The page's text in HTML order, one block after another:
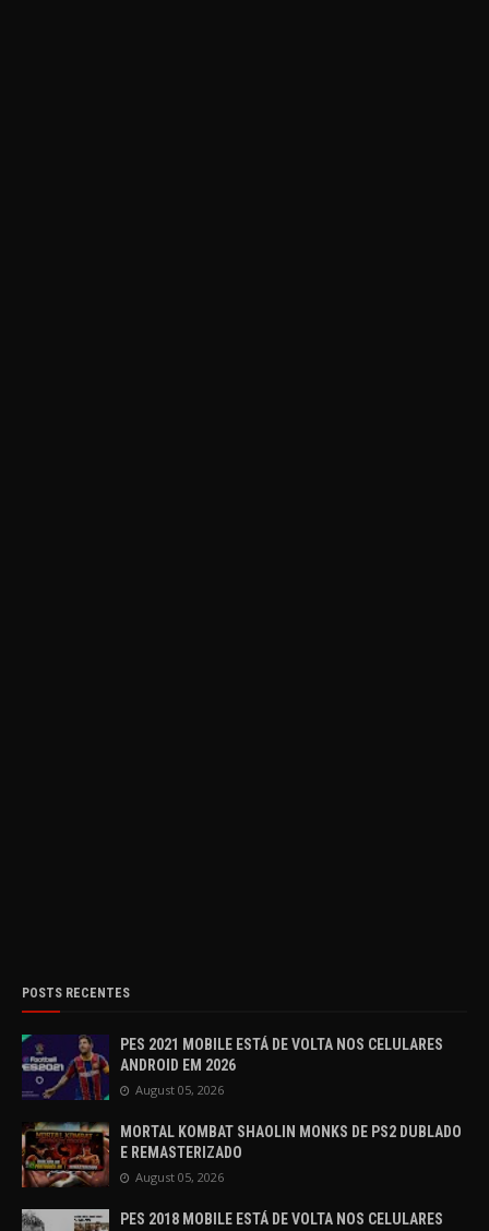
POSTS RECENTES
PES 2021 MOBILE ESTÁ DE VOLTA NOS CELULARES
ANDROID EM 2026
August 05, 2026
MORTAL KOMBAT SHAOLIN MONKS DE PS2 DUBLADO
E REMASTERIZADO
August 05, 2026
PES 2018 MOBILE ESTÁ DE VOLTA NOS CELULARES